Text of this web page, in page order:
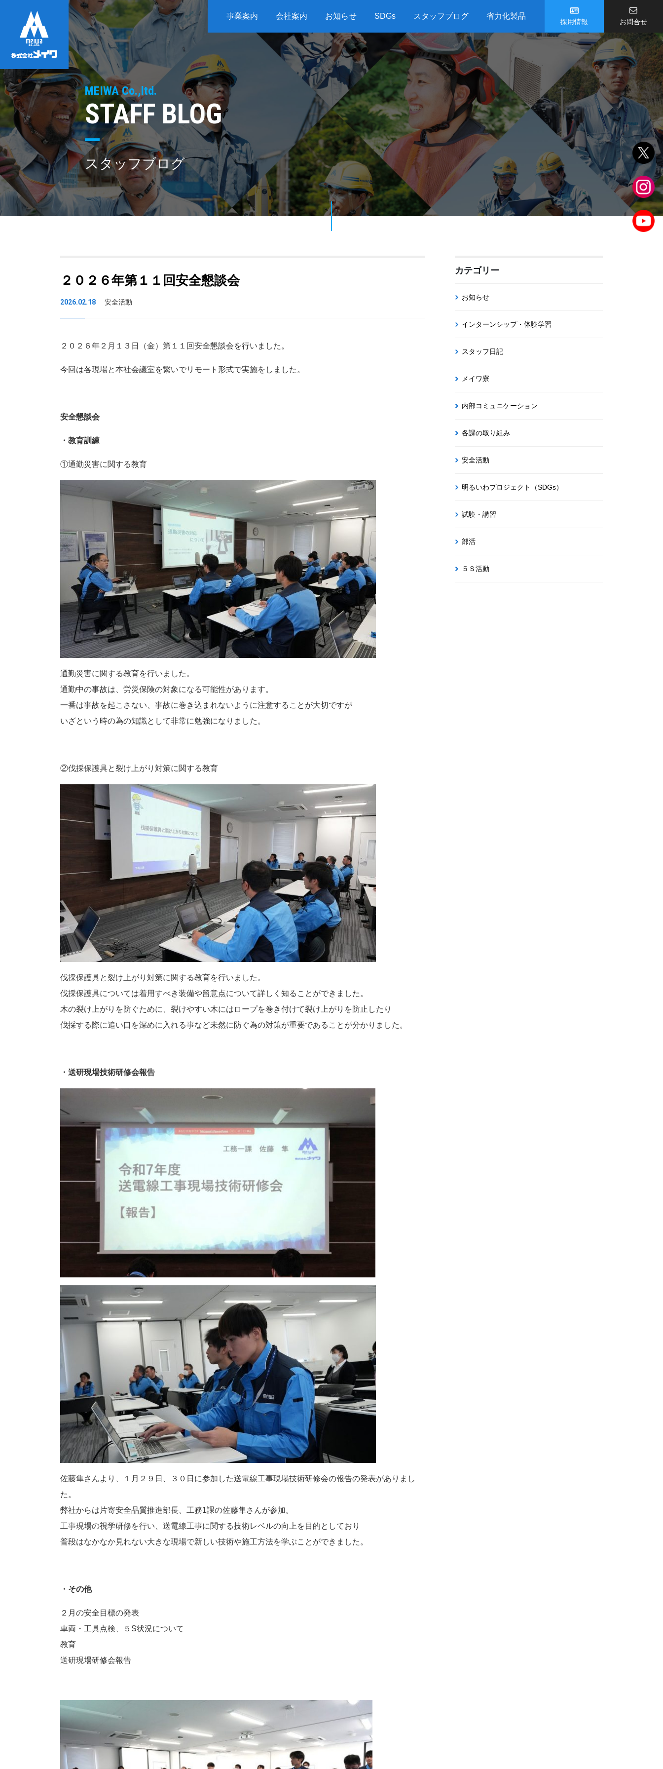
事業案内 会社案内 お知らせ SDGs スタッフブログ 省力化製品
採用情報 お問合せ
MEIWA Co.,ltd.
STAFF BLOG
スタッフブログ
２０２６年第１１回安全懇談会
2026.02.18 安全活動
２０２６年２月１３日（金）第１１回安全懇談会を行いました。
今回は各現場と本社会議室を繋いでリモート形式で実施をしました。
安全懇談会
・教育訓練
①通勤災害に関する教育
通勤災害に関する教育を行いました。
通勤中の事故は、労災保険の対象になる可能性があります。
一番は事故を起こさない、事故に巻き込まれないように注意することが大切ですが
いざという時の為の知識として非常に勉強になりました。
②伐採保護具と裂け上がり対策に関する教育
伐採保護具と裂け上がり対策に関する教育を行いました。
伐採保護具については着用すべき装備や留意点について詳しく知ることができました。
木の裂け上がりを防ぐために、裂けやすい木にはロープを巻き付けて裂け上がりを防止したり
伐採する際に追い口を深めに入れる事など未然に防ぐ為の対策が重要であることが分かりました。
・送研現場技術研修会報告
佐藤隼さんより、１月２９日、３０日に参加した送電線工事現場技術研修会の報告の発表がありまし
た。
弊社からは片寄安全品質推進部長、工務1課の佐藤隼さんが参加。
工事現場の視学研修を行い、送電線工事に関する技術レベルの向上を目的としており
普段はなかなか見れない大きな現場で新しい技術や施工方法を学ぶことができました。
・その他
２月の安全目標の発表
車両・工具点検、５S状況について
教育
送研現場研修会報告
カテゴリー
お知らせ
インターンシップ・体験学習
スタッフ日記
メイワ寮
内部コミュニケーション
各課の取り組み
安全活動
明るいわプロジェクト（SDGs）
試験・講習
部活
５Ｓ活動